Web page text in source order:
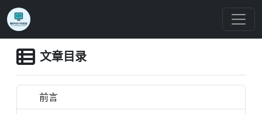
文章目录
前言